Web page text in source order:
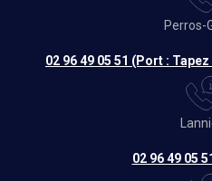
Perros-
02 96 49 05 51 (Port :
02 96 49 05